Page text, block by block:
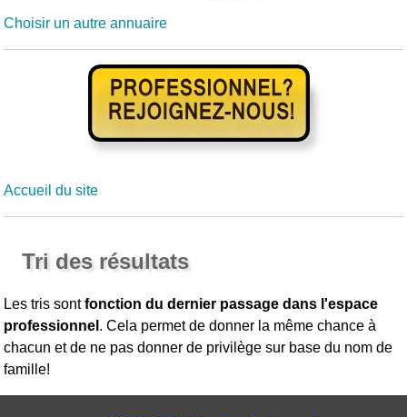
Choisir un autre annuaire
Accueil du site
Tri des résultats
Les tris sontfonction du dernier passage dans l'espace
professionnel . Cela permet de donner la même chance à
chacun et de ne pas donner de privilège sur base du nom de
famille!